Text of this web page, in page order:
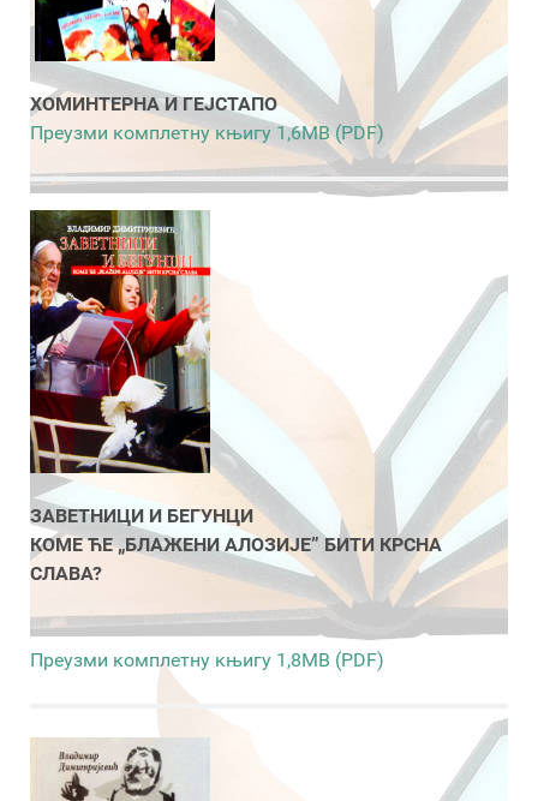
ХОМИНТЕРНА И ГЕЈСТАПО
Преузми комплетну књигу 1,6MB (PDF)
ЗАВЕТНИЦИ И БЕГУНЦИ
КОМЕ ЋЕ „БЛАЖЕНИ АЛОЗИЈЕ” БИТИ КРСНА
СЛАВА?
Преузми комплетну књигу 1,8MB (PDF)